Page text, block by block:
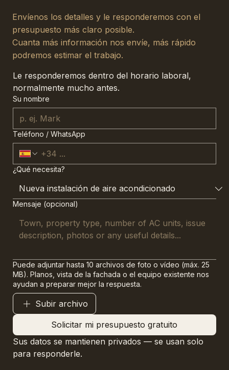
Envíenos los detalles y le responderemos con el
presupuesto más claro posible.
Cuanta más información nos envíe, más rápido
podremos estimar el trabajo.
Le responderemos dentro del horario laboral,
normalmente mucho antes.
Su nombre
Teléfono / WhatsApp
¿Qué necesita?
Mensaje (opcional)
Puede adjuntar hasta 10 archivos de foto o vídeo (máx. 25
MB). Planos, vista de la fachada o el equipo existente nos
ayudan a preparar mejor la respuesta.
Subir archivo
Solicitar mi presupuesto gratuito
Sus datos se mantienen privados — se usan solo
para responderle.